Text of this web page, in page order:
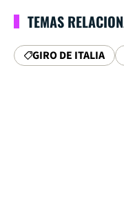
TEMAS
GIRO DE ITALIA